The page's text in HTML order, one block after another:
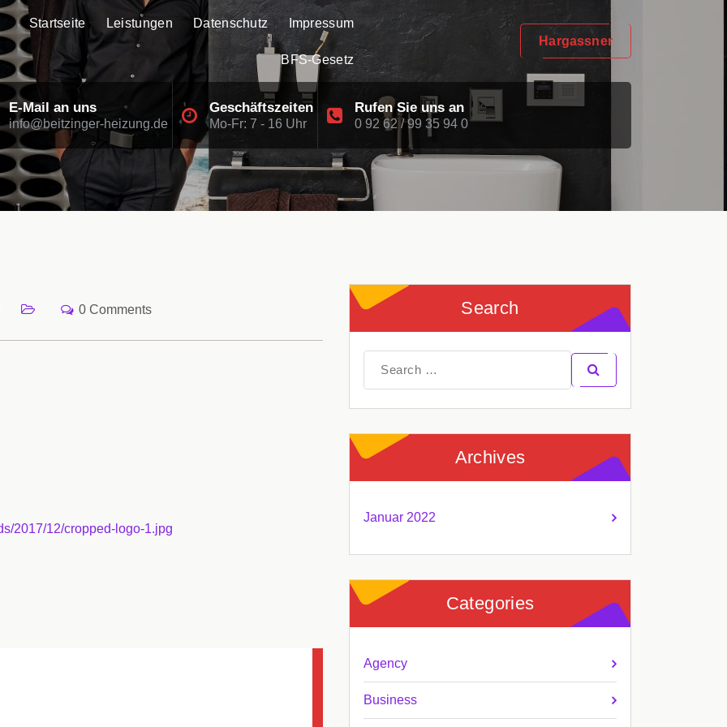
Startseite Leistungen Datenschutz Impressum
BFS-Gesetz
Hargassner
E-Mail an uns
info@beitzinger-heizung.de
Geschäftszeiten
Mo-Fr: 7 - 16 Uhr
Rufen Sie uns an
0 92 62 / 99 35 94 0
0 Comments
2017/12/cropped-logo-1.jpg
Search
Archives
Januar 2022
Categories
Agency
Business